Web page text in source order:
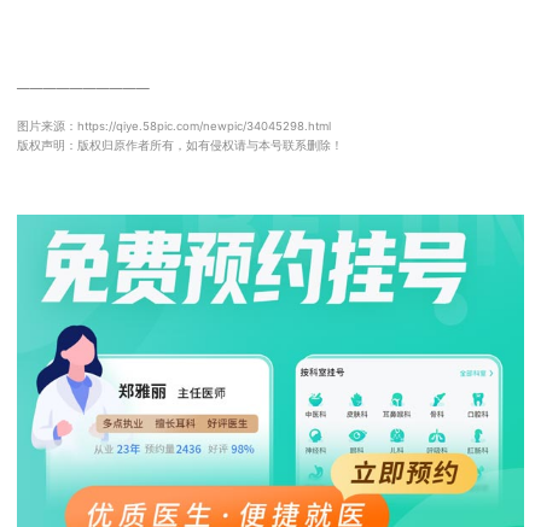
──────────
图片来源：https://qiye.58pic.com/newpic/34045298.html
版权声明：版权归原作者所有，如有侵权请与本号联系删除！